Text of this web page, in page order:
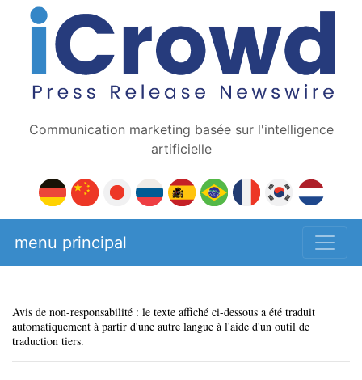
Communication marketing basée sur l'intelligence
artificielle
menu principal
Avis de non-responsabilité : le texte affiché ci-dessous a été traduit
automatiquement à partir d'une autre langue à l'aide d'un outil de
traduction tiers.